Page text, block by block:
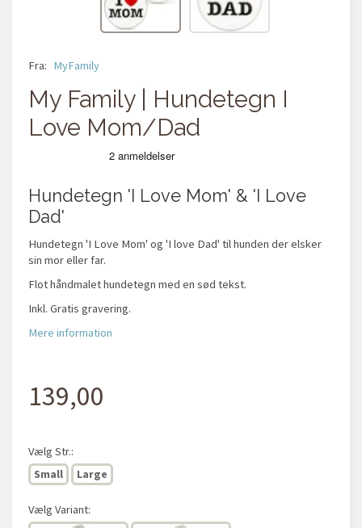
Fra: MyFamily
My Family | Hundetegn I
Love Mom/Dad
Hundetegn 'I Love Mom' & 'I Love
Dad'
Hundetegn 'I Love Mom' og 'I love Dad' til hunden der elsker
sin mor eller far.
Flot håndmalet hundetegn med en sød tekst.
Inkl. Gratis gravering.
Mere information
139,00
Vælg Str.:
Small
Large
Vælg Variant: